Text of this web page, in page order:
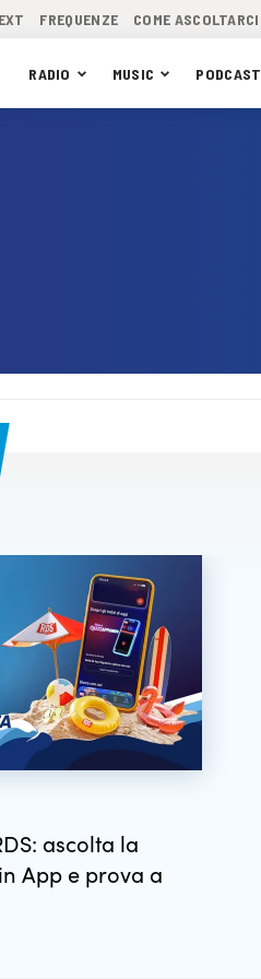
FREQUENZE COME ASCOLTARCI
RADIO MUSIC PODCAST
ascolta la
App e prova a